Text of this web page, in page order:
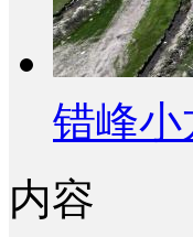
错峰小
内容